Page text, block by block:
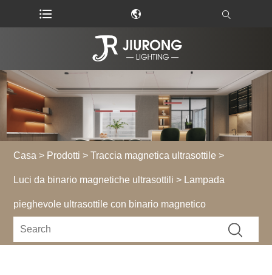
Casa > Prodotti >Traccia magnetica ultrasottile >
Luci da binario magnetiche ultrasottili > Lampada
pieghevole ultrasottile con binario magnetico